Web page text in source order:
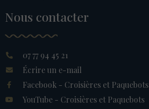
Nous contacter
07 77 94 45 21
Écrire un e-mail
Facebook - Croisières et Paquebots
YouTube - Croisières et Paquebots